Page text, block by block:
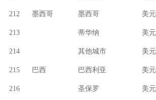
212 墨西哥 墨西哥 美元
213 蒂华纳 美元
214 其他城市 美元
215 巴西 巴西利亚 美元
216 圣保罗 美元